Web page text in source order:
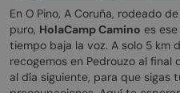
En O Pino, A Coruña, rodeado
puro, HolaCamp Camino es
tiempo baja la voz. A solo 5 km
recogemos en Pedrouzo al
al día siguiente, para que sigas